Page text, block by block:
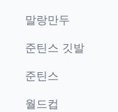
말랑만두
준틴스 깃발
준틴스
월드컵